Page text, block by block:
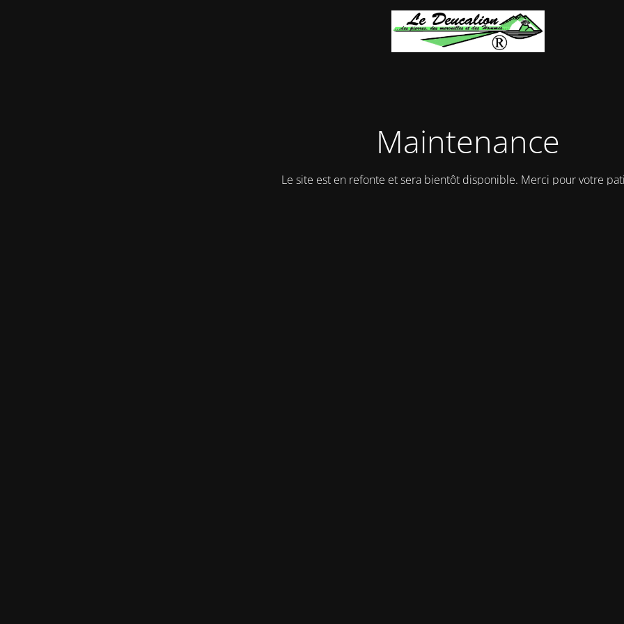
Maintenance
Le site est en refonte et sera bientôt disponible. Merci pour votre